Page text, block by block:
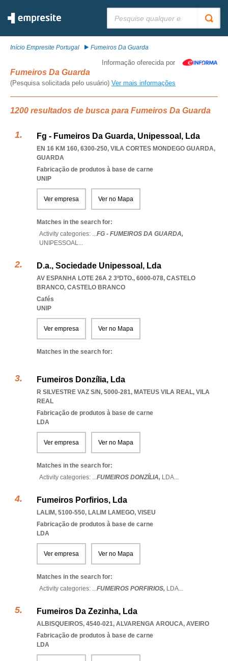
Início Empresite Portugal Fumeiros Da Guarda
Informação oferecida por
Fumeiros Da Guarda
(Pesquisa solicitada pelo usuário) Ver mais informações
1200 resultados de busca para Fumeiros Da Guarda
Fg - Fumeiros Da Guarda, Unipessoal, Lda
EN 16 KM 160, 6300-250, VILA CORTES MONDEGO GUARDA,
GUARDA
Fabricação de produtos à base de carne
UNIP
Ver empresa Ver no Mapa
Matches in the search for:
Activity categories: ...FG - FUMEIROS DA GUARDA,
UNIPESSOAL...
D.a., Sociedade Unipessoal, Lda
AV ESPANHA LOTE 26A 2 3ºDTO., 6000-078, CASTELO
BRANCO, CASTELO BRANCO
Cafés
UNIP
Ver empresa Ver no Mapa
Matches in the search for:
Fumeiros Donzília, Lda
R SILVESTRE VAZ S/N, 5000-281, MATEUS VILA REAL, VILA
REAL
Fabricação de produtos à base de carne
LDA
Ver empresa Ver no Mapa
Matches in the search for:
Activity categories: ...FUMEIROS DONZÍLIA, LDA...
Fumeiros Porfirios, Lda
LALIM, 5100-550, LALIM LAMEGO, VISEU
Fabricação de produtos à base de carne
LDA
Ver empresa Ver no Mapa
Matches in the search for:
Activity categories: ...FUMEIROS PORFIRIOS, LDA...
Fumeiros Da Zezinha, Lda
ALBISQUEIROS, 4540-021, ALVARENGA AROUCA, AVEIRO
Fabricação de produtos à base de carne
LDA